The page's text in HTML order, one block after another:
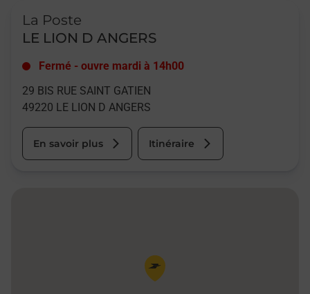
La Poste
LE LION D ANGERS
Fermé - ouvre mardi à 14h00
29 BIS RUE SAINT GATIEN
49220 LE LION D ANGERS
En savoir plus Itinéraire
Pin de la carte